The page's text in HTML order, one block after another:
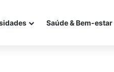
Saúde & Bem-estar